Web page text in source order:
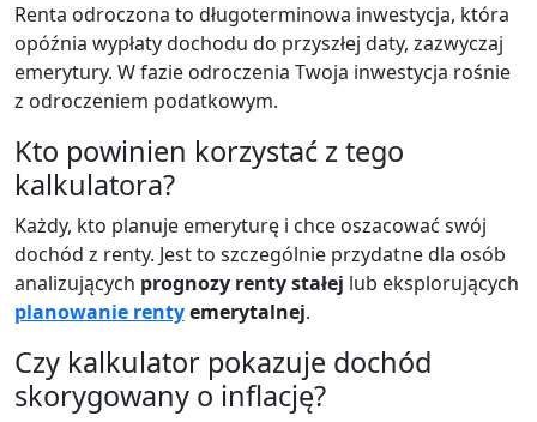
Renta odroczona to długoterminowa inwestycja, która
opóźnia wypłaty dochodu do przyszłej daty, zazwyczaj
emerytury. W fazie odroczenia Twoja inwestycja rośnie
z odroczeniem podatkowym.
Kto powinien korzystać z tego
kalkulatora?
Każdy, kto planuje emeryturę i chce oszacować swój
dochód z renty. Jest to szczególnie przydatne dla osób
analizujących prognozy renty stałej lub eksplorujących
planowanie rentyemerytalnej.
Czy kalkulator pokazuje dochód
skorygowany o inflację?